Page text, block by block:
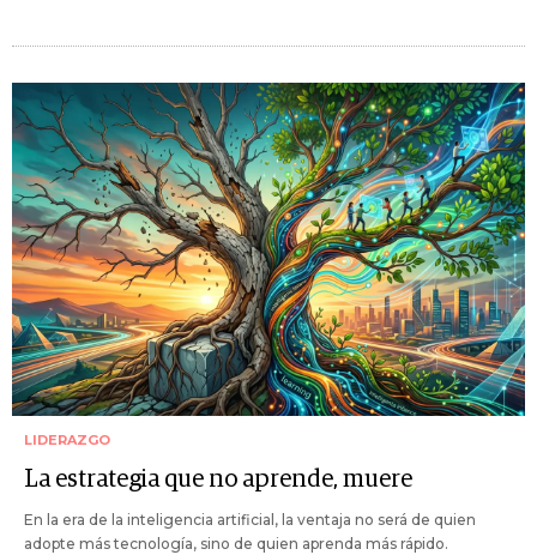
LIDERAZGO
La estrategia que no aprende, muere
En la era de la inteligencia artificial, la ventaja no será de quien
adopte más tecnología, sino de quien aprenda más rápido.